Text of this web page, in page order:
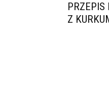
PRZEPIS
Z